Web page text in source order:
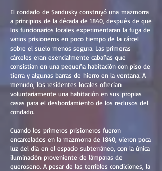
El condado de Sandusky construyó una mazmorra
a principios de la década de 1840, después de que
los funcionarios locales experimentaran la fuga de
varios prisioneros en poco tiempo de la cárcel
sobre el suelo menos segura. Las primeras
cárceles eran esencialmente cabañas que
consistían en una pequeña habitación con piso de
tierra y algunas barras de hierro en la ventana. A
menudo, los residentes locales ofrecían
voluntariamente una habitación en sus propias
casas para el desbordamiento de los reclusos del
condado.
Cuando los primeros prisioneros fueron
encarcelados en la mazmorra de 1840, vieron poca
luz del día en el espacio subterráneo, con la única
iluminación proveniente de lámparas de
queroseno. A pesar de las terribles condiciones, la